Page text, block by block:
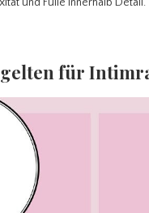
gelten für